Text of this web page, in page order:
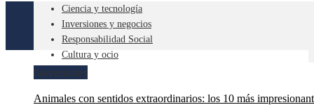
Ciencia y tecnología
Inversiones y negocios
Responsabilidad Social
Cultura y ocio
Novedades
Animales con sentidos extraordinarios: los 10 más